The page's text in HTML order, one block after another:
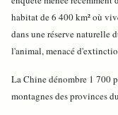
habitat de 6 400 km² où
dans une réserve naturelle
l'animal, menacé
La Chine dénombre 1 700
montagnes des provinces